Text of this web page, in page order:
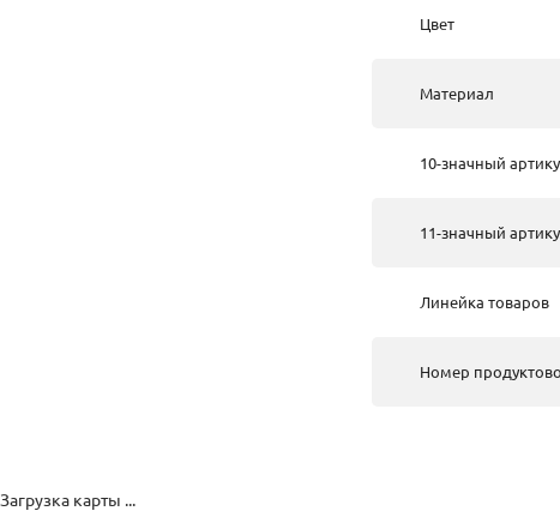
Цвет
Материал
10-значный
11-значный
Линейка товаров
Номер
Загрузка карты ...